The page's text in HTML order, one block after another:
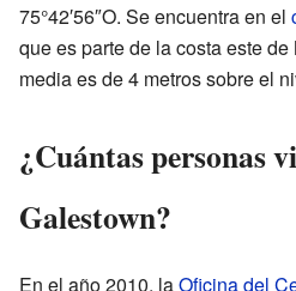
75°42′56″O. Se encuentra en el
que es parte de la costa este
media es de 4 metros sobre el
¿Cuántas personas
Galestown?
En el año 2010, laOficina del